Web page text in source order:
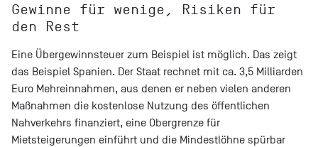
Gewinne für wenige, Risiken für
den Rest
Eine Übergewinnsteuer zum Beispiel ist möglich. Das zeigt
das Beispiel Spanien. Der Staat rechnet mit ca. 3,5 Milliarden
Euro Mehreinnahmen, aus denen er neben vielen anderen
Maßnahmen die kostenlose Nutzung des öffentlichen
Nahverkehrs finanziert, eine Obergrenze für
Mietsteigerungen einführt und die Mindestlöhne spürbar